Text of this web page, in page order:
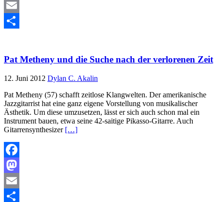
Mastodon
Email
Pat Metheny und die Suche nach der verlorenen Zeit
12. Juni 2012 Dylan C. Akalin
Pat Metheny (57) schafft zeitlose Klangwelten. Der amerikanische
Jazzgitarrist hat eine ganz eigene Vorstellung von musikalischer
Ästhetik. Um diese umzusetzen, lässt er sich auch schon mal ein
Instrument bauen, etwa seine 42-saitige Pikasso-Gitarre. Auch
Gitarrensynthesizer […]
Facebook
Mastodon
Email